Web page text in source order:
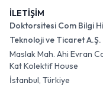
İLETİŞİM
Doktorsitesi Com Bilgi
Teknoloji ve Ticaret A.Ş.
Maslak Mah. Ahi Evran
Kat Kolektif House
İstanbul, Türkiye